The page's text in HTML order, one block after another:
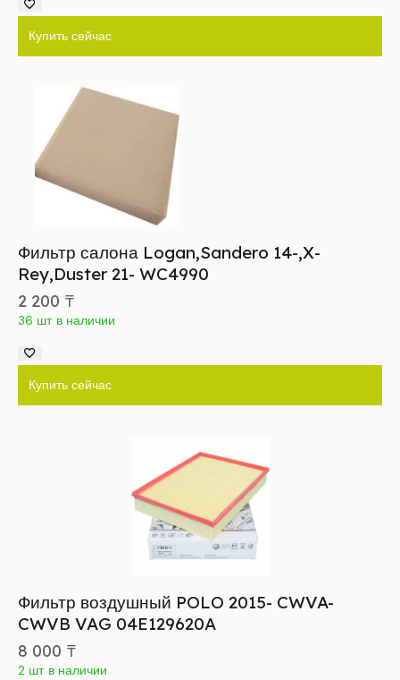
Купить сейчас
Фильтр салона Logan,Sandero 14-,X-
Rey,Duster 21- WC4990
2 200 ₸
36 шт в наличии
Купить сейчас
Фильтр воздушный POLO 2015- CWVA-
CWVB VAG 04E129620A
8 000 ₸
2 шт в наличии